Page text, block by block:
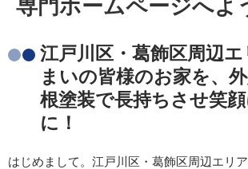
専門ホームページへよ
江戸川区・葛飾区周辺
まいの皆様のお家を、
根塗装で長持ちさせ笑
に！
はじめまして。江戸川区・葛飾区周辺エリ